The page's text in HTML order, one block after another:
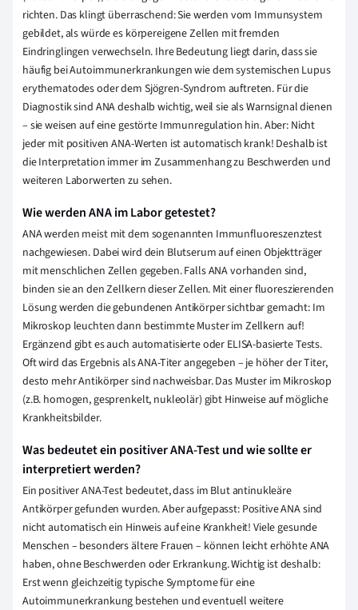
richten. Das klingt überraschend: Sie werden vom Immunsystem
gebildet, als würde es körpereigene Zellen mit fremden
Eindringlingen verwechseln. Ihre Bedeutung liegt darin, dass sie
häufig bei Autoimmunerkrankungen wie dem systemischen Lupus
erythematodes oder dem Sjögren-Syndrom auftreten. Für die
Diagnostik sind ANA deshalb wichtig, weil sie als Warnsignal dienen
– sie weisen auf eine gestörte Immunregulation hin. Aber: Nicht
jeder mit positiven ANA-Werten ist automatisch krank! Deshalb ist
die Interpretation immer im Zusammenhang zu Beschwerden und
weiteren Laborwerten zu sehen.
Wie werden ANA im Labor getestet?
ANA werden meist mit dem sogenannten Immunfluoreszenztest
nachgewiesen. Dabei wird dein Blutserum auf einen Objektträger
mit menschlichen Zellen gegeben. Falls ANA vorhanden sind,
binden sie an den Zellkern dieser Zellen. Mit einer fluoreszierenden
Lösung werden die gebundenen Antikörper sichtbar gemacht: Im
Mikroskop leuchten dann bestimmte Muster im Zellkern auf!
Ergänzend gibt es auch automatisierte oder ELISA-basierte Tests.
Oft wird das Ergebnis als ANA-Titer angegeben – je höher der Titer,
desto mehr Antikörper sind nachweisbar. Das Muster im Mikroskop
(z.B. homogen, gesprenkelt, nukleolär) gibt Hinweise auf mögliche
Krankheitsbilder.
Was bedeutet ein positiver ANA-Test und wie sollte er
interpretiert werden?
Ein positiver ANA-Test bedeutet, dass im Blut antinukleäre
Antikörper gefunden wurden. Aber aufgepasst: Positive ANA sind
nicht automatisch ein Hinweis auf eine Krankheit! Viele gesunde
Menschen – besonders ältere Frauen – können leicht erhöhte ANA
haben, ohne Beschwerden oder Erkrankung. Wichtig ist deshalb:
Erst wenn gleichzeitig typische Symptome für eine
Autoimmunerkrankung bestehen und eventuell weitere